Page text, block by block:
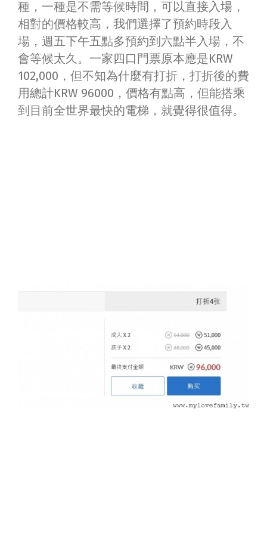
種，一種是不需等候時間，可以直接入場，
相對的價格較高，我們選擇了預約時段入
場，週五下午五點多預約到六點半入場，不
會等候太久。一家四口門票原本應是KRW
102,000，但不知為什麼有打折，打折後的費
用總計KRW 96000，價格有點高，但能搭乘
到目前全世界最快的電梯，就覺得很值得。